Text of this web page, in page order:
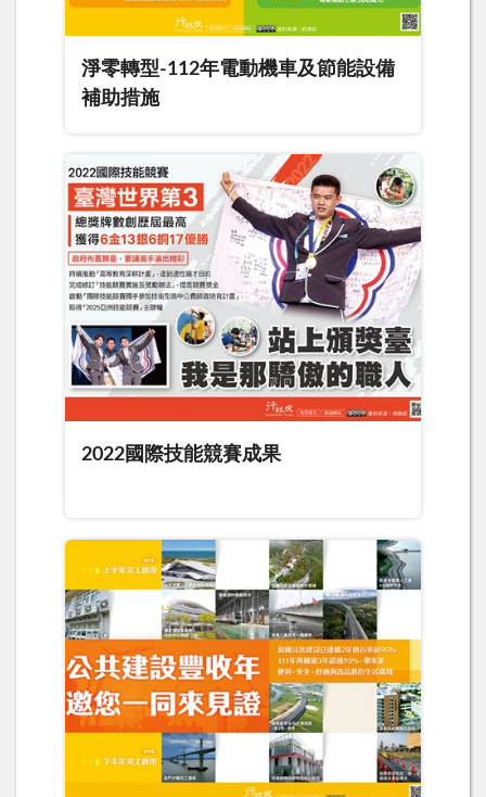
淨零轉型-112年電動機車及節能設備
補助措施
2022國際技能競賽成果